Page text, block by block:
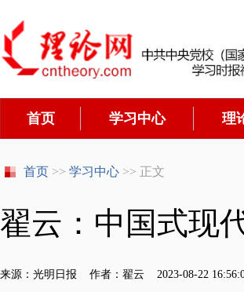
首页 学习中心 理
首页 >> 学习中心 >> 正文
翟云：中国式现
来源：光明日报 作者：翟云 2023-08-22